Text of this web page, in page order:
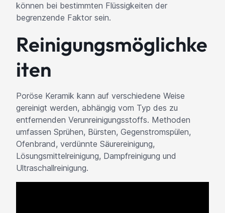
können bei bestimmten Flüssigkeiten der
begrenzende Faktor sein.
Reinigungsmöglichke
iten
Poröse Keramik kann auf verschiedene Weise
gereinigt werden, abhängig vom Typ des zu
entfernenden Verunreinigungsstoffs. Methoden
umfassen Sprühen, Bürsten, Gegenstromspülen,
Ofenbrand, verdünnte Säurereinigung,
Lösungsmittelreinigung, Dampfreinigung und
Ultraschallreinigung.